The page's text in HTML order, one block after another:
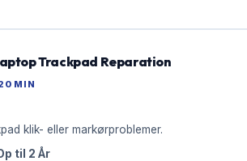
Trackpad Reparation
MIN
klik- eller markørproblemer.
til 2 År